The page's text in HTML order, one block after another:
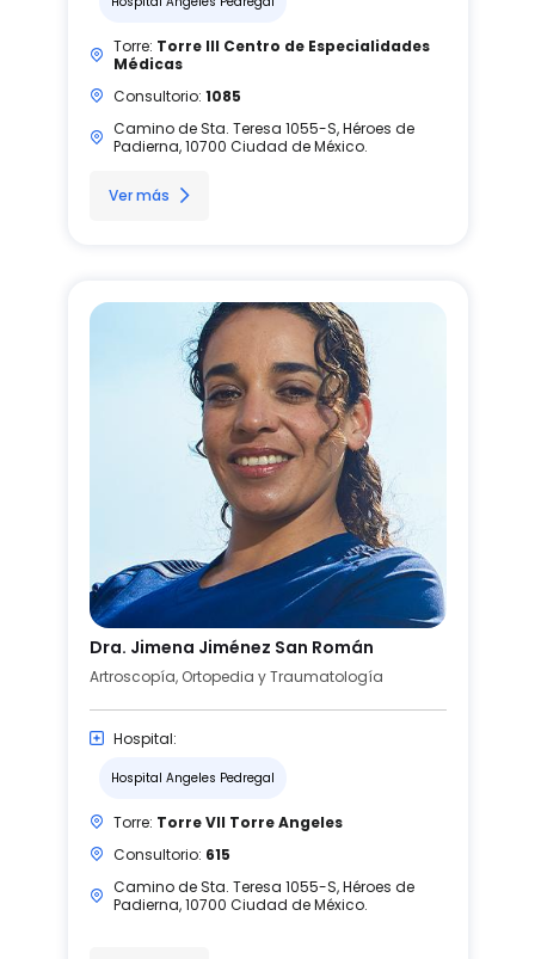
Torre: Torre III Centro de Especialidades
Médicas
Consultorio: 1085
Camino de Sta. Teresa 1055-S, Héroes de
Padierna, 10700 Ciudad de México.
Ver más
Dra. Jimena Jiménez San Román
Artroscopía, Ortopedia y Traumatología
Hospital:
Hospital Angeles Pedregal
Torre: Torre VII Torre Angeles
Consultorio: 615
Camino de Sta. Teresa 1055-S, Héroes de
Padierna, 10700 Ciudad de México.